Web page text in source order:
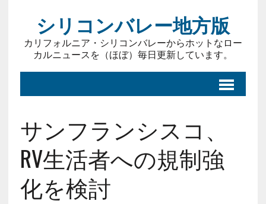
シリコンバレー地方版
カリフォルニア・シリコンバレーからホットなロー
カルニュースを（ほぼ）毎日更新しています。
サンフランシスコ、
RV生活者への規制強
化を検討